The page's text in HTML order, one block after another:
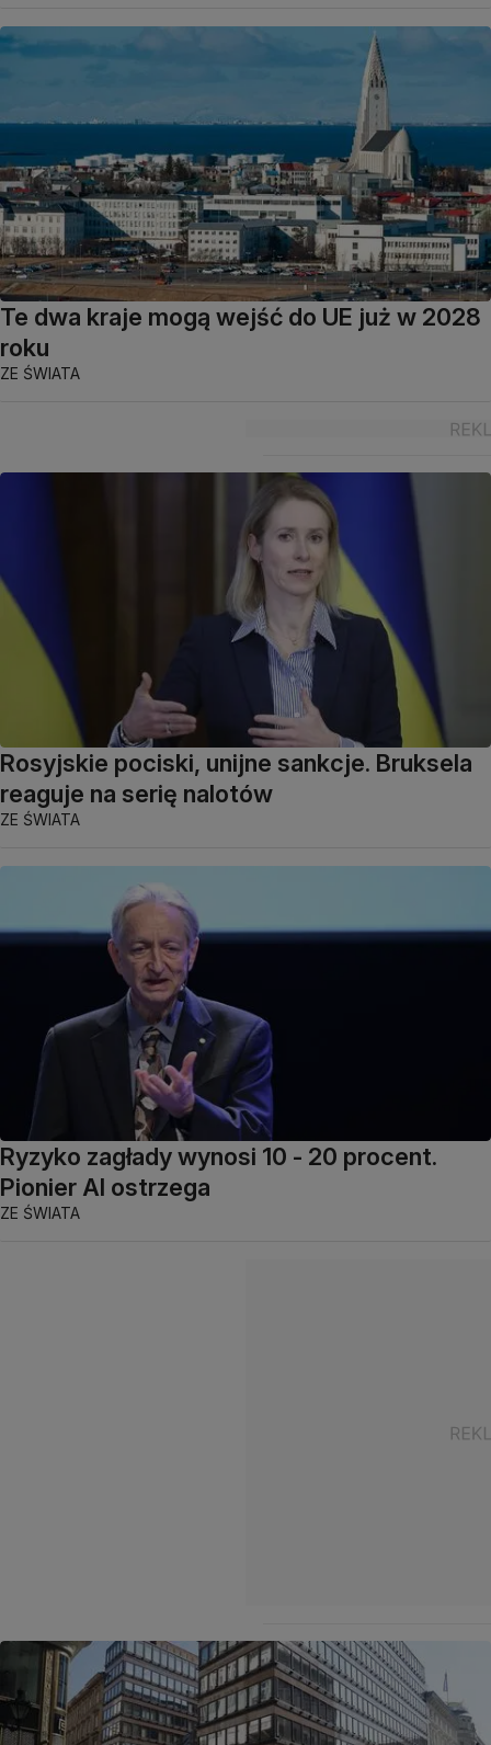
Te dwa kraje mogą wejść do UE już w 2028
roku
ZE ŚWIATA
Rosyjskie pociski, unijne sankcje. Bruksela
reaguje na serię nalotów
ZE ŚWIATA
Ryzyko zagłady wynosi 10 - 20 procent.
Pionier AI ostrzega
ZE ŚWIATA